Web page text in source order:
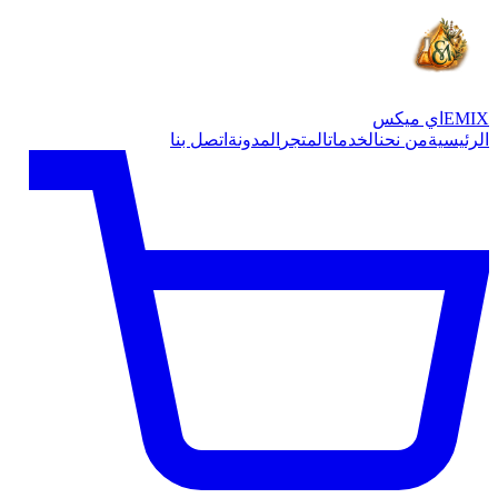
EMIX اي ميكس
الرئيسيةمن نحنالخدماتالمتجر المدونة اتصل بنا